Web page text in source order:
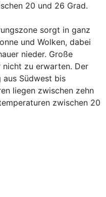
20 und 26 Grad.
sorgt in ganz
und Wolken, dabei
nieder. Große
nicht zu erwarten. Der
Südwest bis
liegen zwischen zehn
zwischen 20